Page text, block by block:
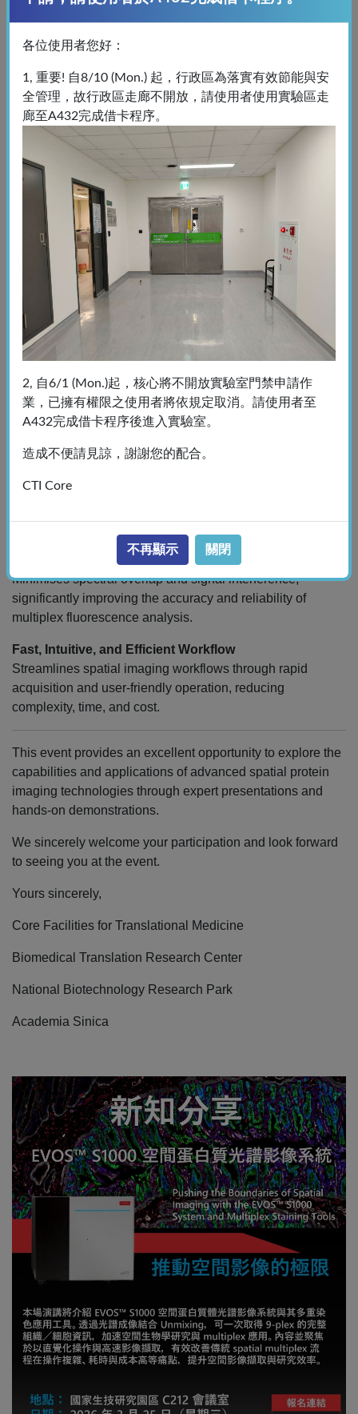
while significantly improving workflow efficiency compared
with conventional spatial multiplex imaging methods.
Event Details
Title
EVOS™ S1000 Spatial Protein Spectral Imaging System
and Staining Workflow Demonstration
Date and Time
Seminar
25 March 2026 (Wednesday), 10:00–11:30
Hands-on Demonstration (by appointment, 90 minutes
per session)
25 March 2026 (Wednesday), 13:30 – 1 April 2026
(Wednesday), 17:00
Registration Link
EVOS™ S1000 Spatial Protein Spectral Imaging System –
Registration Form
Key Features and Advantages
Capture and analyse up to nine fluorescent markers in a
Spectral Unmixing Technology
Minimises spectral overlap and signal interference,
significantly improving the accuracy and reliability of
multiplex fluorescence analysis.
Fast, Intuitive, and Efficient Workflow
Streamlines spatial imaging workflows through rapid
acquisition and user-friendly operation, reducing
complexity, time, and cost.
This event provides an excellent opportunity to explore the
capabilities and applications of advanced spatial protein
imaging technologies through expert presentations and
hands-on demonstrations.
We sincerely welcome your participation and look forward
to seeing you at the event.
Yours sincerely,
Core Facilities for Translational Medicine
Biomedical Translation Research Center
National Biotechnology Research Park
Academia Sinica
各位使用者您好：
1, 重要! 自8/10 (Mon.) 起，行政區為落實有效節能與安
全管理，故行政區走廊不開放，請使用者使用實驗區走
廊至A432完成借卡程序。
2, 自6/1 (Mon.)起，核心將不開放實驗室門禁申請作
業，已擁有權限之使用者將依規定取消。請使用者至
A432完成借卡程序後進入實驗室。
造成不便請見諒，謝謝您的配合。
CTI Core
不再顯示 關閉